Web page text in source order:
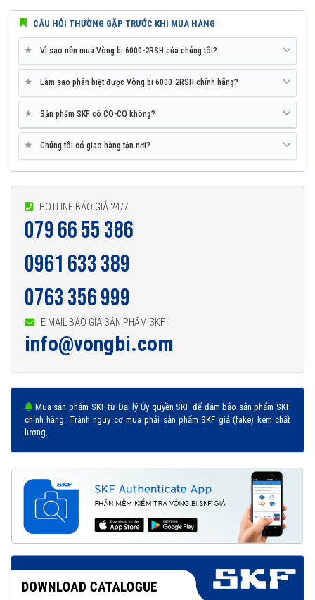
Vòng bi 6000-2RSH được phân phối chính hãng
Đại lý ủy quyền SKF chính hãng - SKF Authorized Distributor
Hotline 24/7:
079 66 55 386 0961 633 389
0763 356
999
CÂU HỎI THƯỜNG GẶP TRƯỚC KHI MUA HÀNG
★ Vì sao nên mua Vòng bi 6000-2RSH của chúng tôi?
★ Làm sao phân biệt được Vòng bi 6000-2RSH chính hãng?
★ Sản phẩm SKF có CO-CQ không?
★ Chúng tôi có giao hàng tận nơi?
HOTLINE BÁO GIÁ 24/7
079 66 55 386
0961 633 389
0763 356 999
E MAIL BÁO GIÁ SẢN PHẨM SKF
info@vongbi.com
Mua sản phẩm SKF từ Đại lý Ủy quyền SKF để đảm bảo sản phẩm SKF
chính hãng. Tránh nguy cơ mua phải sản phẩm SKF giả (fake) kém chất
lượng.